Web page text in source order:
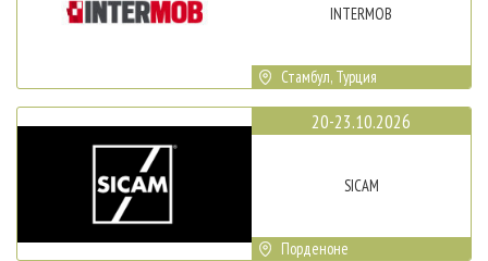
INTERMOB
Стамбул, Турция
20-23.10.2026
SICAM
Порденоне